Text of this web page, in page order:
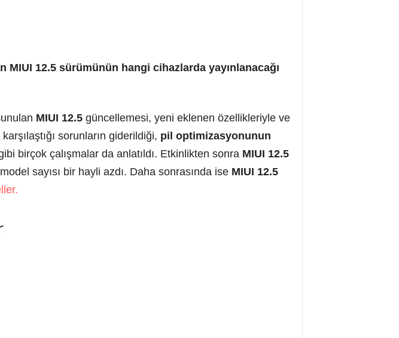
12.5 sürümünün hangi cihazlarda yayınlanacağı
MIUI 12.5güncellemesi, yeni eklenen özellikleriyle ve
sorunların giderildiği, pil optimizasyonunun
birçok çalışmalar da anlatıldı. Etkinlikten sonraMIUI 12­.5
sayısı bir hayli azdı. Daha sonrasında ise MIUI 12.5